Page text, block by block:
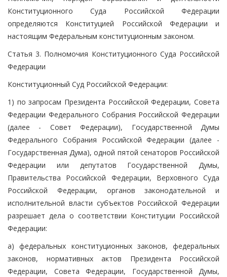
Конституционного Суда Российской Федерации
определяются Конституцией Российской Федерации и
настоящим Федеральным конституционным законом.
Статья 3. Полномочия Конституционного Суда Российской
Федерации
Конституционный Суд Российской Федерации:
1) по запросам Президента Российской Федерации, Совета
Федерации Федерального Собрания Российской Федерации
(далее - Совет Федерации), Государственной Думы
Федерального Собрания Российской Федерации (далее -
Государственная Дума), одной пятой сенаторов Российской
Федерации или депутатов Государственной Думы,
Правительства Российской Федерации, Верховного Суда
Российской Федерации, органов законодательной и
исполнительной власти субъектов Российской Федерации
разрешает дела о соответствии Конституции Российской
Федерации:
а) федеральных конституционных законов, федеральных
законов, нормативных актов Президента Российской
Федерации, Совета Федерации, Государственной Думы,